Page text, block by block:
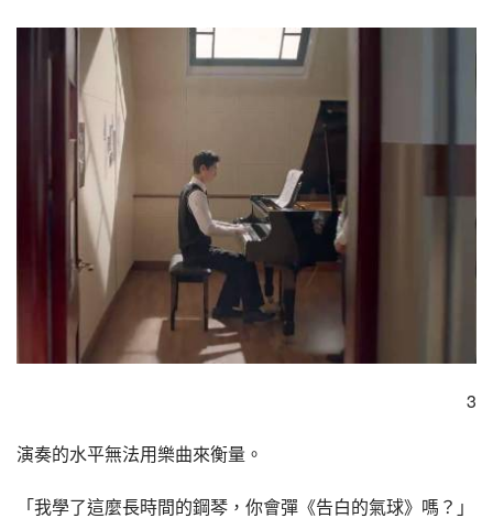
3
演奏的水平無法用樂曲來衡量。
「我學了這麼長時間的鋼琴，你會彈《告白的氣球》嗎？」